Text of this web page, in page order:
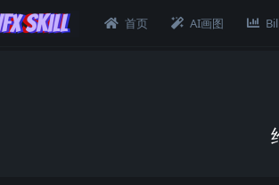
首页 AI画图